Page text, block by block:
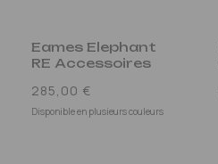
Eames Elephant
RE Accessoires
Prix
habituel
285,00 €
Disponible en plusieurs couleurs